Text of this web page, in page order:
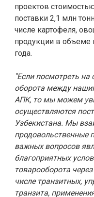
проектов
поставки 2,1 млн
числе картофеля,
продукции в объеме
года.
"Если посмотреть на
оборота между
АПК, то мы можем
осуществляются
Узбекистана. Мы
продовольственные
важных вопросов
благоприятных
товарооборота
числе транзитных,
транзита,